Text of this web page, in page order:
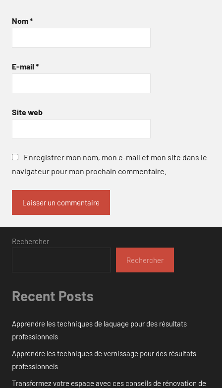
Nom*
E-mail *
Site web
Enregistrer mon nom, mon e-mail et mon site dans le
navigateur pour mon prochain commentaire.
Rechercher
Rechercher
Recent Posts
Apprendre les techniques de laquage pour des résultats
professionnels
Apprendre les techniques de vernissage pour des résultats
professionnels
Transformez votre espace avec ces conseils de rénovation de